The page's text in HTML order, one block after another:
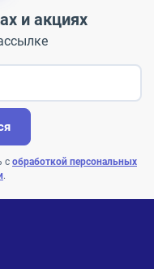
и акциях
с обработкой персональных
.